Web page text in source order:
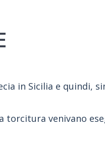
in Sicilia e quindi,
torcitura venivano